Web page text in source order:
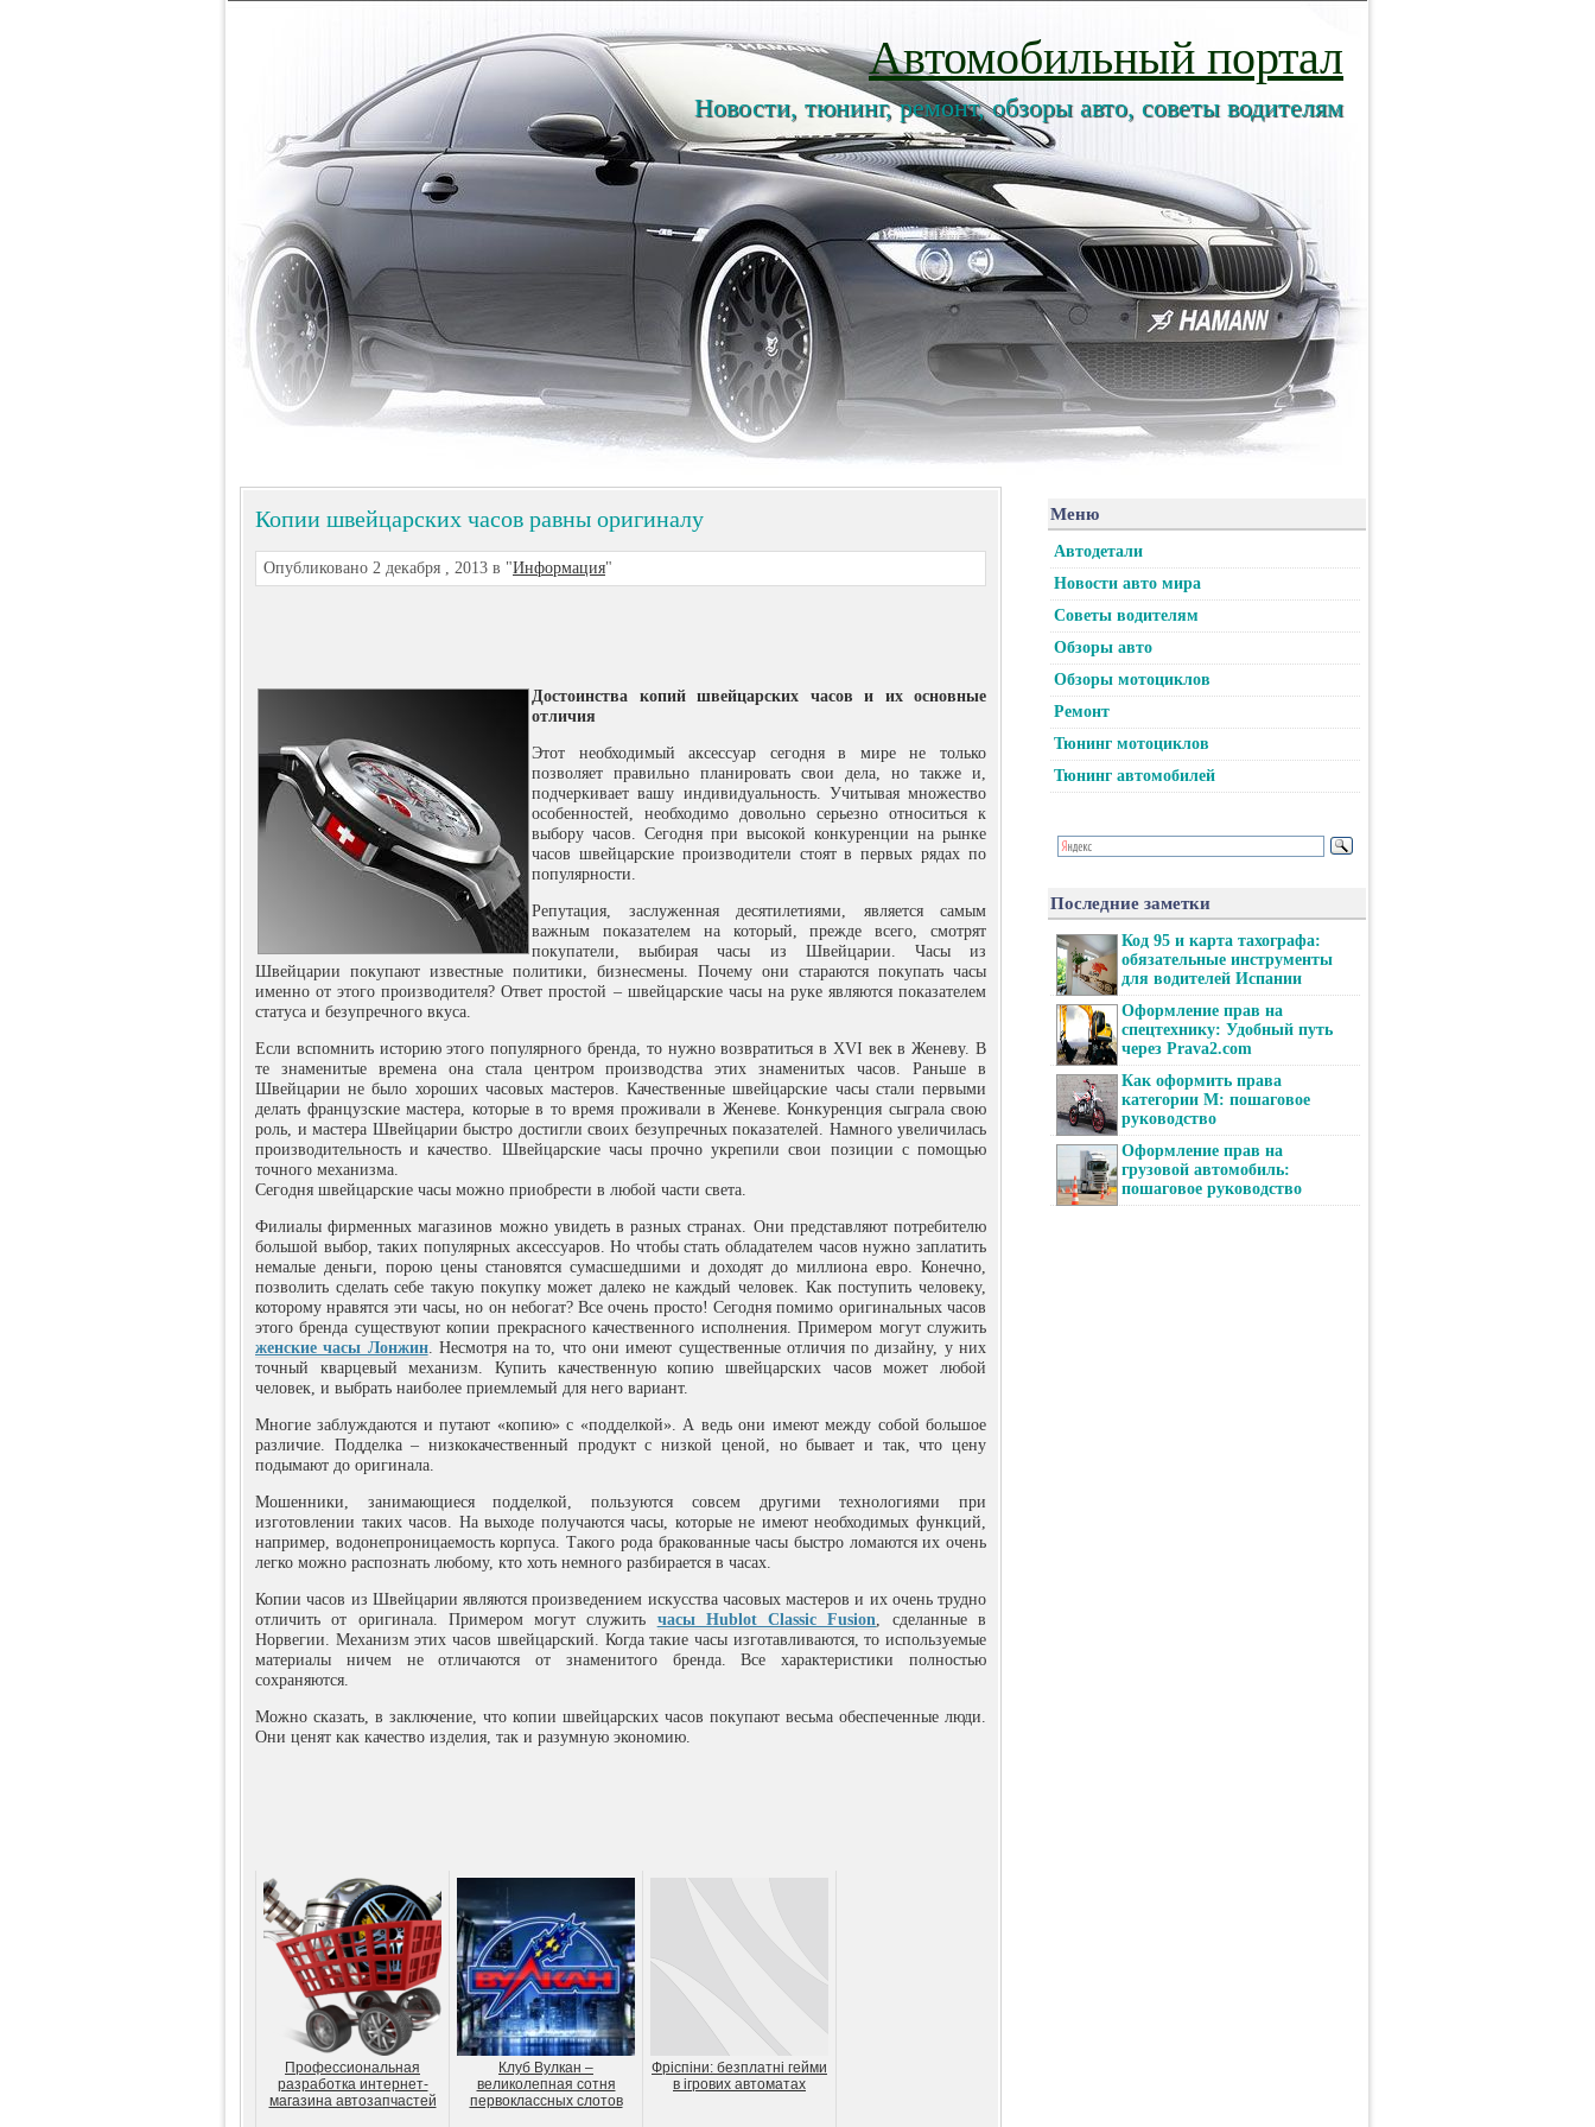
Автомобильный портал
Новости, тюнинг, ремонт, обзоры авто, советы водителям
Копии швейцарских часов равны оригиналу
Опубликовано 2 декабря , 2013 в "Информация"
Достоинства копий швейцарских часов и их основные
отличия
Этот необходимый аксессуар сегодня в мире не только
позволяет правильно планировать свои дела, но также и,
подчеркивает вашу индивидуальность. Учитывая множество
особенностей, необходимо довольно серьезно относиться к
выбору часов. Сегодня при высокой конкуренции на рынке
часов швейцарские производители стоят в первых рядах по
популярности.
Репутация, заслуженная десятилетиями, является самым
важным показателем на который, прежде всего, смотрят
покупатели, выбирая часы из Швейцарии. Часы из
Швейцарии покупают известные политики, бизнесмены. Почему они стараются покупать часы
именно от этого производителя? Ответ простой – швейцарские часы на руке являются показателем
статуса и безупречного вкуса.
Если вспомнить историю этого популярного бренда, то нужно возвратиться в XVI век в Женеву. В
те знаменитые времена она стала центром производства этих знаменитых часов. Раньше в
Швейцарии не было хороших часовых мастеров. Качественные швейцарские часы стали первыми
делать французские мастера, которые в то время проживали в Женеве. Конкуренция сыграла свою
роль, и мастера Швейцарии быстро достигли своих безупречных показателей. Намного увеличилась
производительность и качество. Швейцарские часы прочно укрепили свои позиции с помощью
точного механизма.
Сегодня швейцарские часы можно приобрести в любой части света.
Филиалы фирменных магазинов можно увидеть в разных странах. Они представляют потребителю
большой выбор, таких популярных аксессуаров. Но чтобы стать обладателем часов нужно заплатить
немалые деньги, порою цены становятся сумасшедшими и доходят до миллиона евро. Конечно,
позволить сделать себе такую покупку может далеко не каждый человек. Как поступить человеку,
которому нравятся эти часы, но он небогат? Все очень просто! Сегодня помимо оригинальных часов
этого бренда существуют копии прекрасного качественного исполнения. Примером могут служить
женские часы Лонжин. Несмотря на то, что они имеют существенные отличия по дизайну, у них
точный кварцевый механизм. Купить качественную копию швейцарских часов может любой
человек, и выбрать наиболее приемлемый для него вариант.
Многие заблуждаются и путают «копию» с «подделкой». А ведь они имеют между собой большое
различие. Подделка – низкокачественный продукт с низкой ценой, но бывает и так, что цену
подымают до оригинала.
Мошенники, занимающиеся подделкой, пользуются совсем другими технологиями при
изготовлении таких часов. На выходе получаются часы, которые не имеют необходимых функций,
например, водонепроницаемость корпуса. Такого рода бракованные часы быстро ломаются их очень
легко можно распознать любому, кто хоть немного разбирается в часах.
Копии часов из Швейцарии являются произведением искусства часовых мастеров и их очень трудно
отличить от оригинала. Примером могут служить часы Hublot Classic Fusion, сделанные в
Норвегии. Механизм этих часов швейцарский. Когда такие часы изготавливаются, то используемые
материалы ничем не отличаются от знаменитого бренда. Все характеристики полностью
сохраняются.
Можно сказать, в заключение, что копии швейцарских часов покупают весьма обеспеченные люди.
Они ценят как качество изделия, так и разумную экономию.
Профессиональная
разработка интернет-
магазина автозапчастей
Клуб Вулкан –
великолепная сотня
первоклассных слотов
Фріспіни: безплатні гейми
в ігрових автоматах
Меню
Автодетали
Новости авто мира
Советы водителям
Обзоры авто
Обзоры мотоциклов
Ремонт
Тюнинг мотоциклов
Тюнинг автомобилей
Последние заметки
Код 95 и карта тахографа:
обязательные инструменты
для водителей Испании
Оформление прав на
спецтехнику: Удобный путь
через Prava2.com
Как оформить права
категории М: пошаговое
руководство
Оформление прав на
грузовой автомобиль:
пошаговое руководство